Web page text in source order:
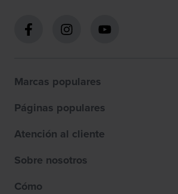
Marcas populares
Páginas populares
Atención al cliente
Sobre nosotros
Cómo